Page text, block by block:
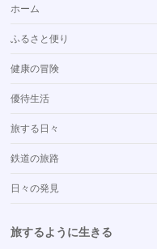
ホーム
ふるさと便り
健康の冒険
優待生活
旅する日々
鉄道の旅路
日々の発見
旅するように生きる